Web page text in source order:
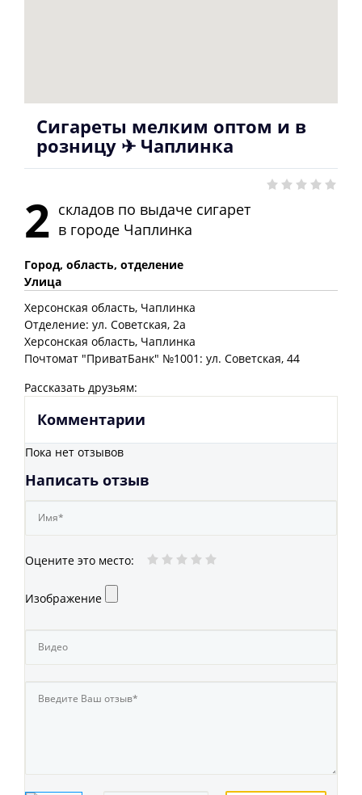
Сигареты мелким оптом и в
розницу ✈ Чаплинка
2 складов по выдаче сигарет
в городе Чаплинка
Город, область, отделение
Улица
Херсонская область, Чаплинка
Отделение: ул. Советская, 2а
Херсонская область, Чаплинка
Почтомат "ПриватБанк" №1001: ул. Советская, 44
Рассказать друзьям:
Комментарии
Пока нет отзывов
Написать отзыв
Оцените это место:
Изображение